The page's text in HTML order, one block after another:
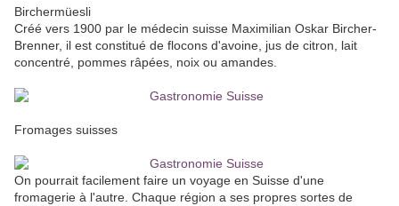
Birchermüesli
Créé vers 1900 par le médecin suisse Maximilian Oskar Bircher-
Brenner, il est constitué de flocons d'avoine, jus de citron, lait
concentré, pommes râpées, noix ou amandes.
Fromages suisses
On pourrait facilement faire un voyage en Suisse d'une
fromagerie à l'autre. Chaque région a ses propres sortes de